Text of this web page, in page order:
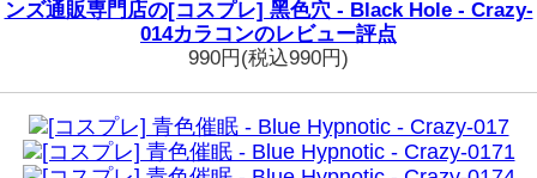
ンズ通販専門店の[コスプレ] 黑色穴 - Black Hole - Crazy-
014カラコンのレビュー評点
990円 (税込990円)